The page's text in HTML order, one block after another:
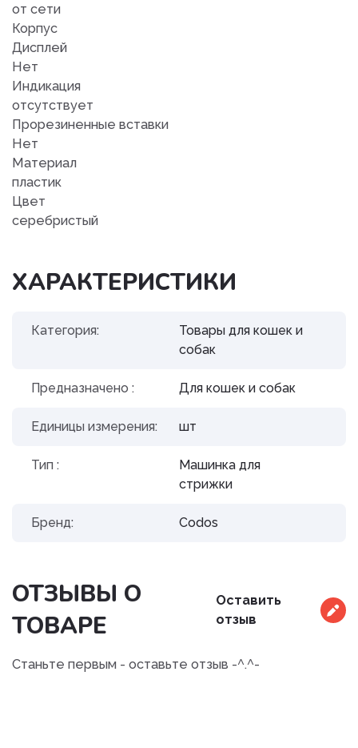
от сети
Корпус
Дисплей
Нет
Индикация
отсутствует
Прорезиненные вставки
Нет
Материал
пластик
Цвет
серебристый
ХАРАКТЕРИСТИКИ
Категория:
Товары для кошек и
собак
Предназначено : Для кошек и собак
Единицы измерения: шт
Тип :
Машинка для
стрижки
Бренд: Codos
ОТЗЫВЫ О
ТОВАРЕ
Оставить
отзыв
Станьте первым - оставьте отзыв -^.^-